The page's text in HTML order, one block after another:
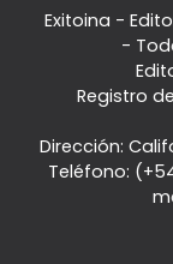
Exitoina -
-
Registro
Dirección:
Teléfono: